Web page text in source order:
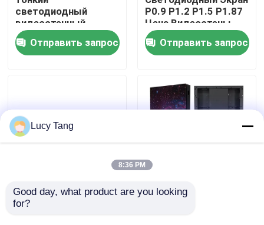
О нас
Контроль качества
Свяжитесь с нами
светодиодный
видеостенный
дисплей, Внутренние
светодиодные
экраны 3 года 320 X
Отправить запрос
P0.9 P1.2 P1.5 P1.87
Цена Видеостены
Светодиодный
Дисплей Крытый
Светодиодный Экран
Отправить запрос
7680Hz VFX VR VP XR
Studio Виртуальная
3D Сценический
Lucy Tang
8:36 PM
Good day, what product are you looking
for?